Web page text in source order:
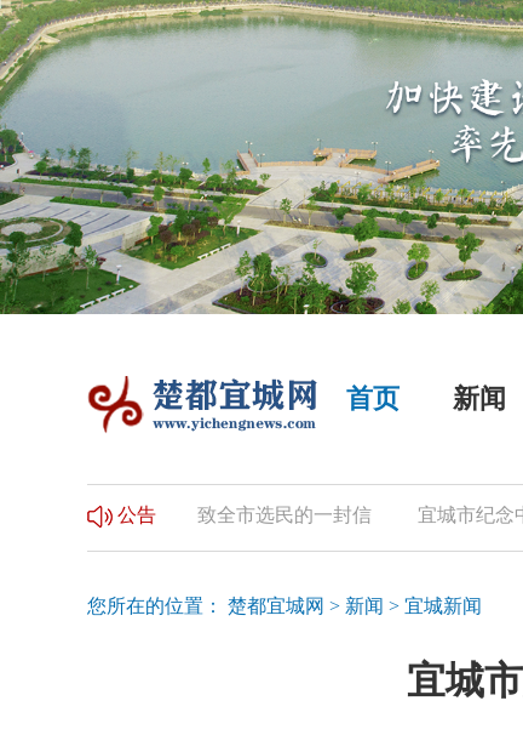
首页 新闻
公告
登记的公告 致全市选民的一封信 宜城市纪念中
您所在的位置： 楚都宜城网 > 新闻 > 宜城新闻
宜城